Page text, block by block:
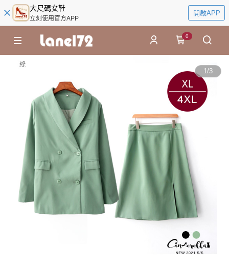
大尺碼女鞋
立刻使用官方APP
開啟APP
0
1/3